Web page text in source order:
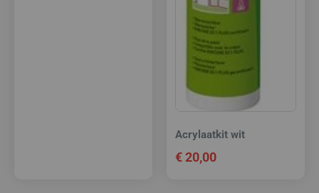
Acrylaatkit wit
€20,00